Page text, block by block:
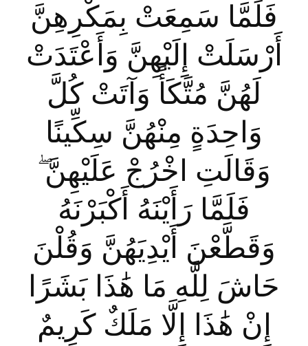
فَلَمَّا سَمِعَتْ بِمَكْرِهِنَّ
أَرْسَلَتْ إِلَيْهِنَّ وَأَعْتَدَتْ
لَهُنَّ مُتَّكَأً وَآتَتْ كُلَّ
وَاحِدَةٍ مِنْهُنَّ سِكِّينًا
وَقَالَتِ اخْرُجْ عَلَيْهِنَّ ۖ
فَلَمَّا رَأَيْنَهُ أَكْبَرْنَهُ
وَقَطَّعْنَ أَيْدِيَهُنَّ وَقُلْنَ
حَاشَ لِلَّهِ مَا هَٰذَا بَشَرًا
إِنْ هَٰذَا إِلَّا مَلَكٌ كَرِيمٌ